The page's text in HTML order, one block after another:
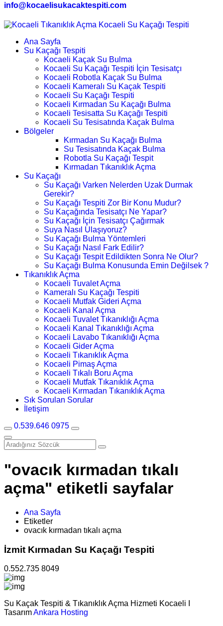
info@kocaelisukacaktespiti.com
Ana Sayfa
Su Kaçağı Tespiti
Kocaeli Kaçak Su Bulma
Kocaeli Su Kaçağı Tespiti İçin Tesisatçı
Kocaeli Robotla Kaçak Su Bulma
Kocaeli Kameralı Su Kaçak Tespiti
Kocaeli Su Kaçağı Tespiti
Kocaeli Kırmadan Su Kaçağı Bulma
Kocaeli Tesisatta Su Kaçağı Tespiti
Kocaeli Su Tesisatında Kaçak Bulma
Bölgeler
Kırmadan Su Kaçağı Bulma
Su Tesisatında Kaçak Bulma
Robotla Su Kaçağı Tespit
Kırmadan Tıkanıklık Açma
Su Kaçağı
Su Kaçağı Varken Nelerden Uzak Durmak
Gerekir?
Su Kaçağı Tespiti Zor Bir Konu Mudur?
Su Kaçağında Tesisatçı Ne Yapar?
Su Kaçağı İçin Tesisatçı Çağırmak
Suya Nasıl Ulaşıyoruz?
Su Kaçağı Bulma Yöntemleri
Su Kaçağı Nasıl Fark Edilir?
Su Kaçağı Tespit Edildikten Sonra Ne Olur?
Su Kaçağı Bulma Konusunda Emin Değilsek ?
Tıkanıklık Açma
Kocaeli Tuvalet Açma
Kameralı Su Kaçağı Tespiti
Kocaeli Mutfak Gideri Açma
Kocaeli Kanal Açma
Kocaeli Tuvalet Tıkanıklığı Açma
Kocaeli Kanal Tıkanıklığı Açma
Kocaeli Lavabo Tıkanıklığı Açma
Kocaeli Gider Açma
Kocaeli Tıkanıklık Açma
Kocaeli Pimaş Açma
Kocaeli Tıkalı Boru Açma
Kocaeli Mutfak Tıkanıklık Açma
Kocaeli Kırmadan Tıkanıklık Açma
Sık Sorulan Sorular
İletişim
0.539.646 0975
"ovacık kırmadan tıkalı
açma" etiketli sayfalar
Ana Sayfa
Etiketler
ovacık kırmadan tıkalı açma
İzmit Kırmadan Su Kaçağı Tespiti
0.552.735 8049
Su Kaçak Tespiti & Tıkanıklık Açma Hizmeti Kocaeli I
TasarımAnkara Hosting